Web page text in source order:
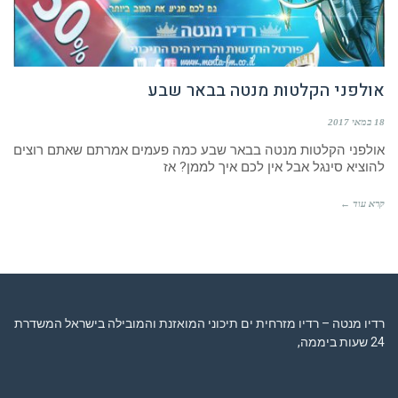
אולפני הקלטות מנטה בבאר שבע
18 במאי 2017
אולפני הקלטות מנטה בבאר שבע כמה פעמים אמרתם שאתם רוצים
להוציא סינגל אבל אין לכם איך לממן? אז
קרא עוד ←
רדיו מנטה – רדיו מזרחית ים תיכוני המואזנת והמובילה בישראל המשדרת
24 שעות ביממה,